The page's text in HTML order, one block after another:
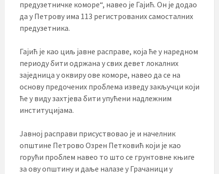
предузетничке коморе“, навео је Гајић. Он је додао
да у Петрову има 113 регистрованих самосталних
предузетника.
Гајић је као циљ јавне расправе, која ће у наредном
периоду бити одржана у свих девет локалних
заједница у оквиру ове коморе, навео да се на
основу предочених проблема изведу закључци који
ће у виду захтјева бити упућени надлежним
институцијама.
Јавној расправи присуствовао је и начелник
општине Петрово Озрен Петковић који је као
горући проблем навео то што се грунтовне књиге
за ову општину и даље налазе у Грачаници у